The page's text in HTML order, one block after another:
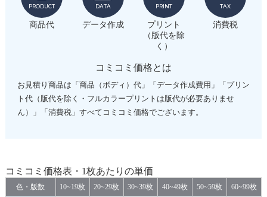
PRODUCT
商品代
DATA
データ作成
PRINT
プリント
（版代を除
く）
TAX
消費税
コミコミ価格とは
お見積り商品は「商品（ボディ）代」「データ作成費用」「プリン
ト代（版代を除く・フルカラープリントは版代が必要ありませ
ん）」「消費税」すべてコミコミ価格でございます。
コミコミ価格表・1枚あたりの単価
色・版数 10~19枚 20~29枚 30~39枚 40~49枚 50~59枚 60~99枚